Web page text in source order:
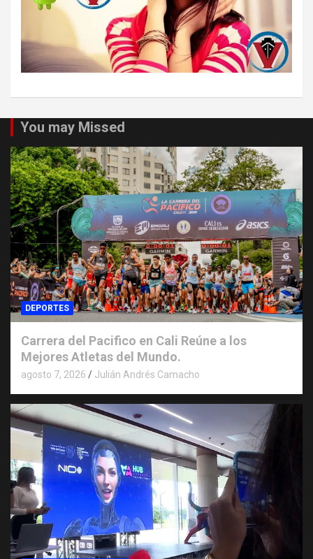
You may Missed
DEPORTES
Carrera del Pacifico en Cali Reúne a los
Mejores Atletas del Mundo.
agosto 7, 2026 Julián Andrés Camacho